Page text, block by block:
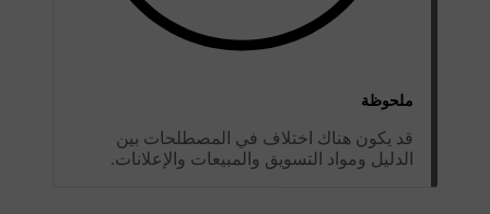
ملحوظة
قد يكون هناك اختلاف في المصطلحات بين
الدليل ومواد التسويق والمبيعات والإعلانات.